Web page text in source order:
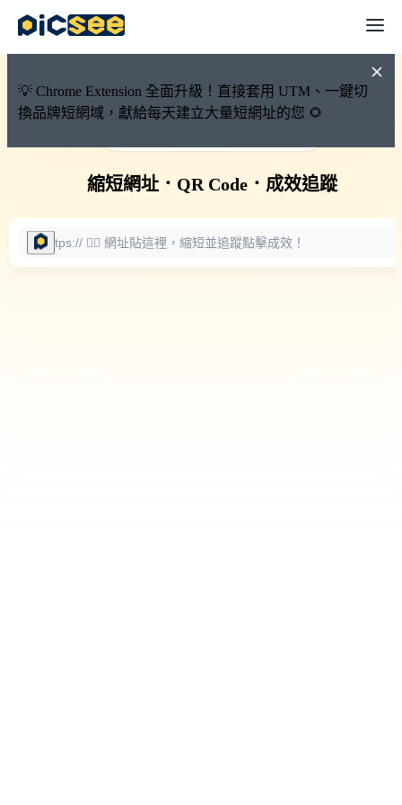
💡 Chrome Extension 全面升級！直接套用 UTM、一鍵切
換品牌短網域，獻給每天建立大量短網址的您 🌻
🚀 PicSee 短網址永久有效
縮短網址． QR Code． 成效追蹤